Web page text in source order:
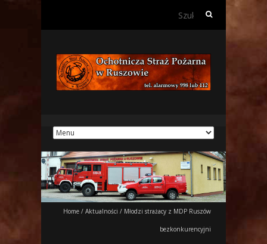
Szukaj:
Home / Aktualności / Młodzi strażacy z MDP Ruszów
bezkonkurencyjni